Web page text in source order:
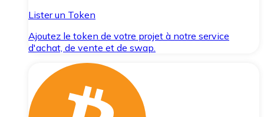
Lister un Token
Ajoutez le token de votre projet à notre service
d'achat, de vente et de swap.